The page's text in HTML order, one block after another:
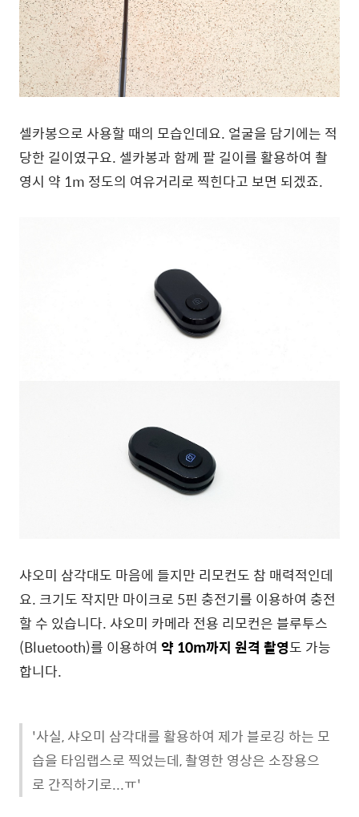
셀카봉으로 사용할 때의 모습인데요. 얼굴을 담기에는 적
당한 길이였구요. 셀카봉과 함께 팔 길이를 활용하여 촬
영시 약 1m 정도의 여유거리로 찍힌다고 보면 되겠죠.
샤오미 삼각대도 마음에 들지만 리모컨도 참 매력적인데
요. 크기도 작지만 마이크로 5핀 충전기를 이용하여 충전
할 수 있습니다. 샤오미 카메라 전용 리모컨은 블루투스
(Bluetooth)를 이용하여 약 10m까지 원격 촬영도 가능
합니다.
'사실, 샤오미 삼각대를 활용하여 제가 블로깅 하는 모
습을 타임랩스로 찍었는데, 촬영한 영상은 소장용으
로 간직하기로...ㅠ'